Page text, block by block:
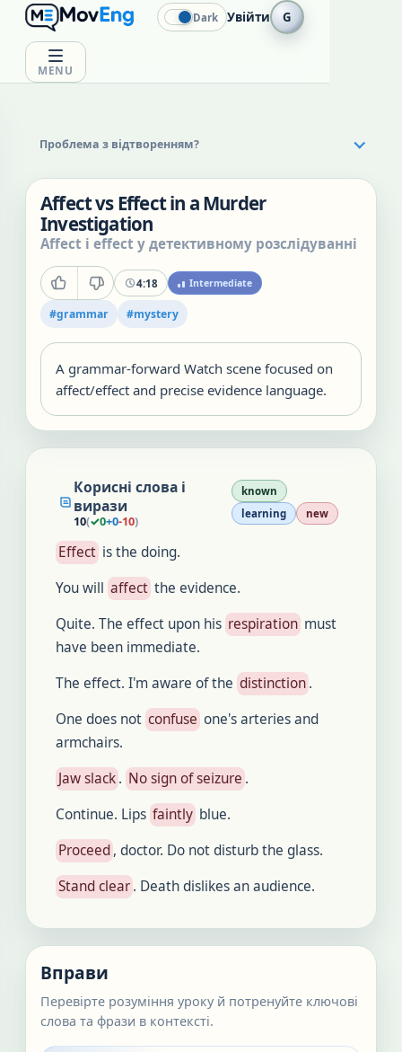
MENU
Dark Увійти G
Проблема з відтворенням?
Affect vs Effect in a Murder
Investigation
Affect і effect у детективному розслідуванні
4:18 Intermediate
#grammar #mystery
A grammar-forward Watch scene focused on
affect/effect and precise evidence language.
Корисні слова і
вирази
10(✓0+0-10)
known
learning
new
Effect is the doing.
You will affect the evidence.
Quite. The effect upon his respiration must
have been immediate.
The effect. I'm aware of the distinction.
One does not confuse one's arteries and
armchairs.
Jaw slack. No sign of seizure .
Continue. Lips faintly blue.
Proceed, doctor. Do not disturb the glass.
Stand clear. Death dislikes an audience.
Вправи
Перевірте розуміння уроку й потренуйте ключові
слова та фрази в контексті.